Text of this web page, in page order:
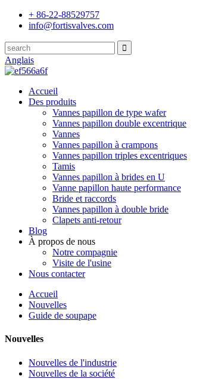
+ 86-22-88529757
info@fortisvalves.com
Anglais
Accueil
Des produits
Vannes papillon de type wafer
Vannes papillon double excentrique
Vannes
Vannes papillon à crampons
Vannes papillon triples excentriques
Tamis
Vannes papillon à brides en U
Vanne papillon haute performance
Bride et raccords
Vannes papillon à double bride
Clapets anti-retour
Blog
À propos de nous
Notre compagnie
Visite de l'usine
Nous contacter
Accueil
Nouvelles
Guide de soupape
Nouvelles
Nouvelles de l'industrie
Nouvelles de la société